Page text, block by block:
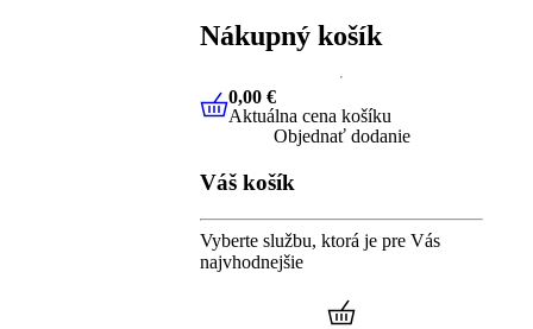
Nákupný košík
0,00 €Aktuálna cena košíku
0,00 €
Aktuálna cena košíku
Objednať dodanie
Váš košík
Vyberte službu, ktorá je pre Vás
najvhodnejšie